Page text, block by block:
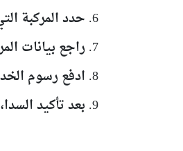
6. حدد المركبة التي ترغب في استخراج تقرير بياناتها.
7. راجع بيانات المركبة وتحقق من صحتها.
8. ادفع رسوم الخدمة من خلال الطرق المتاحة لك.
9. بعد تأكيد السدا، تستطيع اختيار تحميل التطبيق أو طباعته.